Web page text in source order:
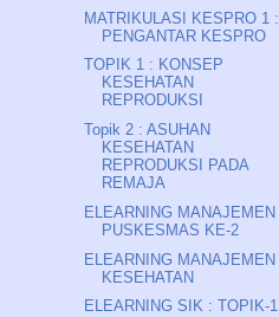
MATRIKULASI KESPRO 1 :
PENGANTAR KESPRO
TOPIK 1 : KONSEP
KESEHATAN
REPRODUKSI
Topik 2 : ASUHAN
KESEHATAN
REPRODUKSI PADA
REMAJA
ELEARNING MANAJEMEN
PUSKESMAS KE-2
ELEARNING MANAJEMEN
KESEHATAN
ELEARNING SIK : TOPIK-1